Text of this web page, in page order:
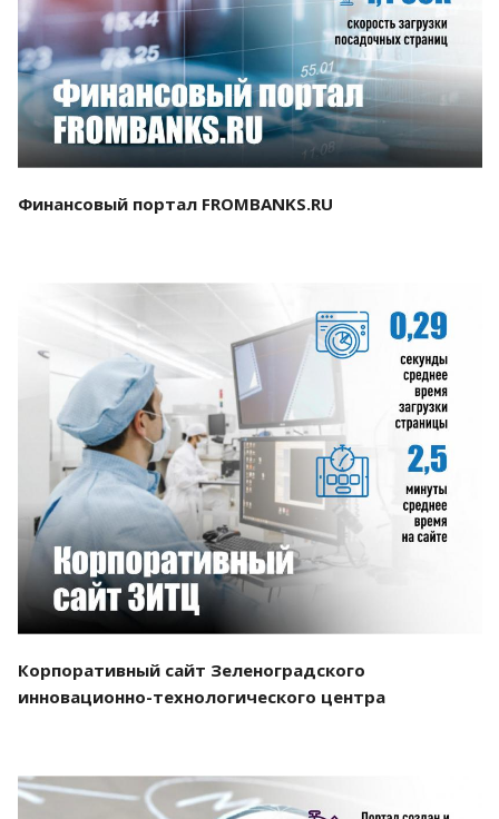
Смотреть проект
Финансовый портал FROMBANKS.RU
Смотреть проект
Корпоративный сайт Зеленоградского
инновационно-технологического центра